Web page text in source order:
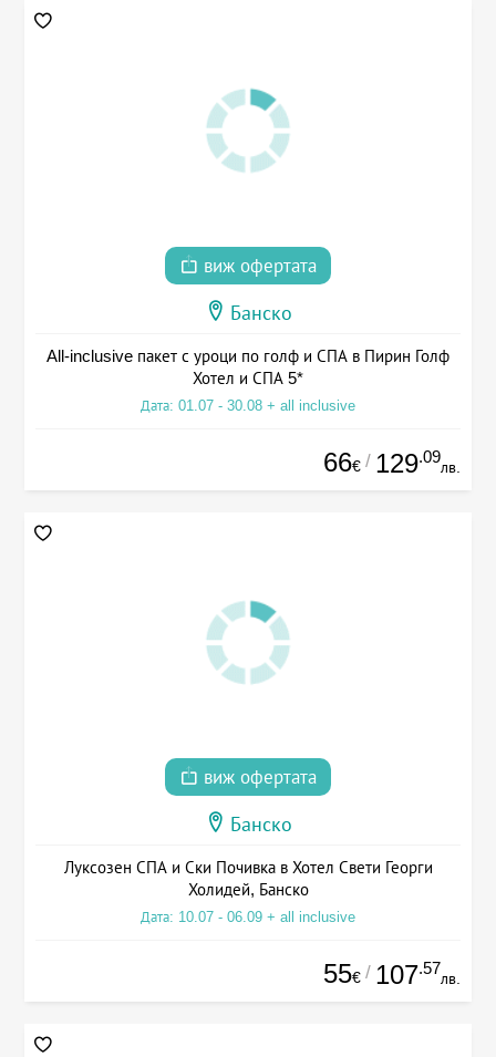
виж офертата
Банско
All-inclusive пакет с уроци по голф и СПА в Пирин Голф
Хотел и СПА 5*
Дата: 01.07 - 30.08 + all inclusive
66€ / 129.09
лв.
виж офертата
Банско
Луксозен СПА и Ски Почивка в Хотел Свети Георги
Холидей, Банско
Дата: 10.07 - 06.09 + all inclusive
55€ / 107.57
лв.